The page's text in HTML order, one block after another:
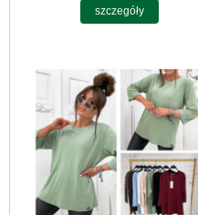
szczegóły